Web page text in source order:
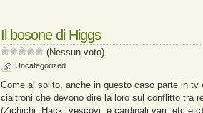
Il bosone di Higgs
(Nessun voto)
Uncategorized
Come al solito, anche in questo caso parte in tv
cialtroni che devono dire la loro sul conflitto tra
(Zichichi, Hack, vescovi e cardinali vari, etc